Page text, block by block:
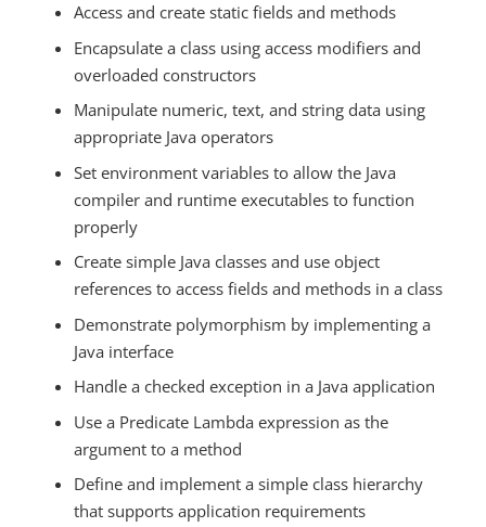
Access and create static fields and methods
Encapsulate a class using access modifiers and
overloaded constructors
Manipulate numeric, text, and string data using
appropriate Java operators
Set environment variables to allow the Java
compiler and runtime executables to function
properly
Create simple Java classes and use object
references to access fields and methods in a class
Demonstrate polymorphism by implementing a
Java interface
Handle a checked exception in a Java application
Use a Predicate Lambda expression as the
argument to a method
Define and implement a simple class hierarchy
that supports application requirements